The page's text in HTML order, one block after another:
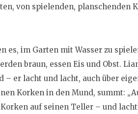
von spielenden, planschenden
es, im Garten mit Wasser zu
braun, essen Eis und Obst.
– er lacht und lacht, auch über
Korken in den Mund, summt:
auf seinen Teller – und